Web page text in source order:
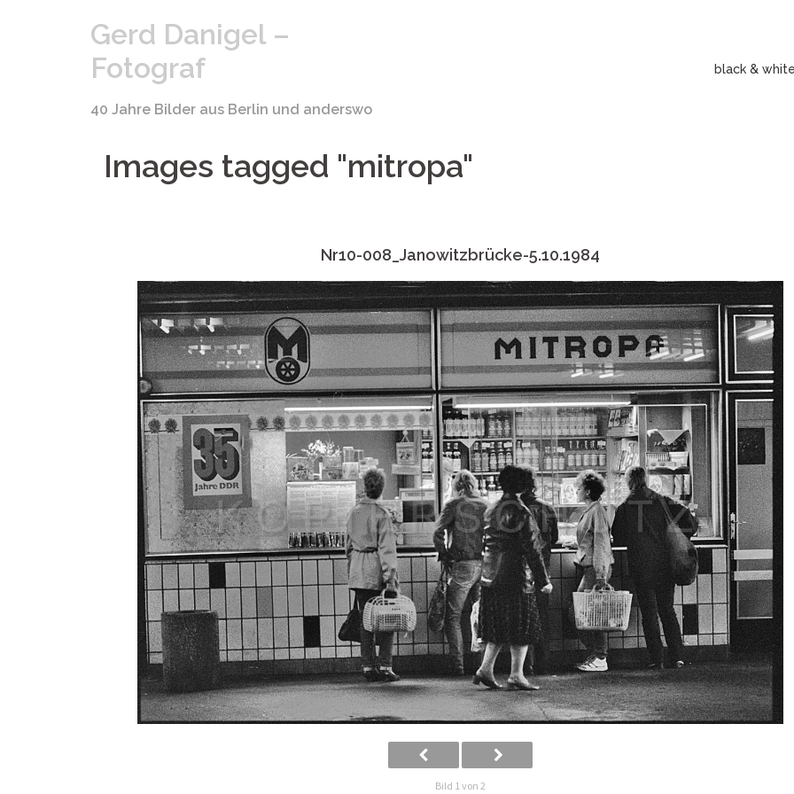
Gerd Danigel –
Fotograf
40 Jahre Bilder aus Berlin und anderswo
black &
Images tagged "mitropa"
Nr10-008_Janowitzbrücke-5.10.1984
Bild 1 von 2